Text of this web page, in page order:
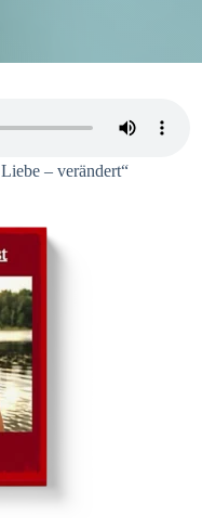
– verändert“